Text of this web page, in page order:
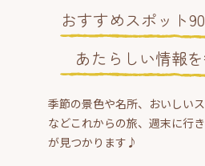
おすすめスポット
あたらしい情報
季節の景色や名所、おいしい
などこれからの旅、週末に行
が見つかります♪